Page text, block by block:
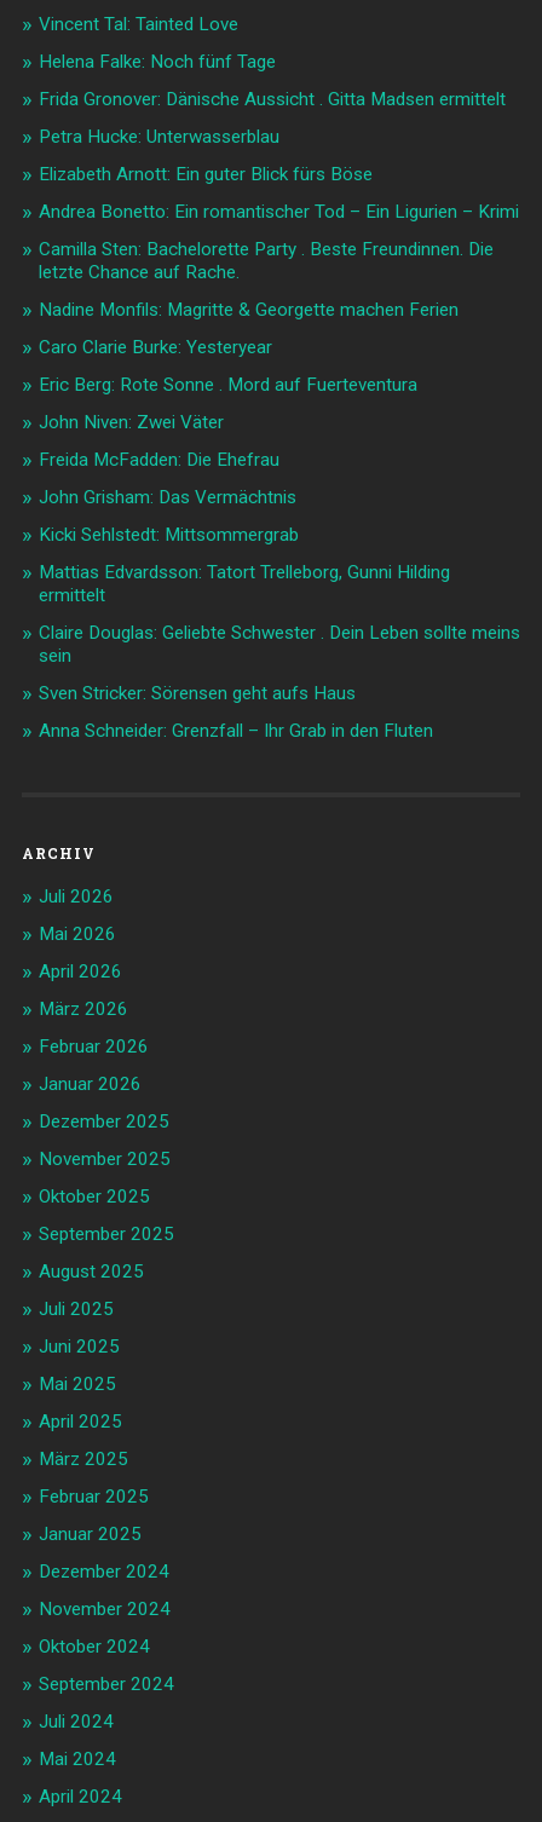
Vincent Tal: Tainted Love
Helena Falke: Noch fünf Tage
Frida Gronover: Dänische Aussicht . Gitta Madsen ermittelt
Petra Hucke: Unterwasserblau
Elizabeth Arnott: Ein guter Blick fürs Böse
Andrea Bonetto: Ein romantischer Tod – Ein Ligurien – Krimi
Camilla Sten: Bachelorette Party . Beste Freundinnen. Die
letzte Chance auf Rache.
Nadine Monfils: Magritte & Georgette machen Ferien
Caro Clarie Burke: Yesteryear
Eric Berg: Rote Sonne . Mord auf Fuerteventura
John Niven: Zwei Väter
Freida McFadden: Die Ehefrau
John Grisham: Das Vermächtnis
Kicki Sehlstedt: Mittsommergrab
Mattias Edvardsson: Tatort Trelleborg, Gunni Hilding
ermittelt
Claire Douglas: Geliebte Schwester . Dein Leben sollte meins
sein
Sven Stricker: Sörensen geht aufs Haus
Anna Schneider: Grenzfall – Ihr Grab in den Fluten
ARCHIV
Juli 2026
Mai 2026
April 2026
März 2026
Februar 2026
Januar 2026
Dezember 2025
November 2025
Oktober 2025
September 2025
August 2025
Juli 2025
Juni 2025
Mai 2025
April 2025
März 2025
Februar 2025
Januar 2025
Dezember 2024
November 2024
Oktober 2024
September 2024
Juli 2024
Mai 2024
April 2024